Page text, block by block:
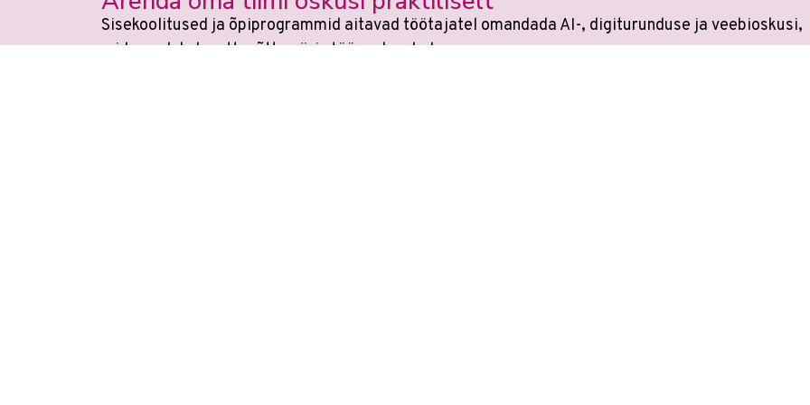
Sisekoolitused ja õpiprogrammid aitavad töötajatel omandada AI-, digiturunduse ja veebioskusi,
mida saab kohe ettevõtte päris töös rakendada.